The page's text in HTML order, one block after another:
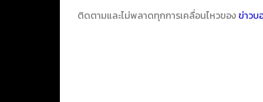
ติดตามและไม่พลาดทุกการเคลื่อนไหวของ ข่าวบ